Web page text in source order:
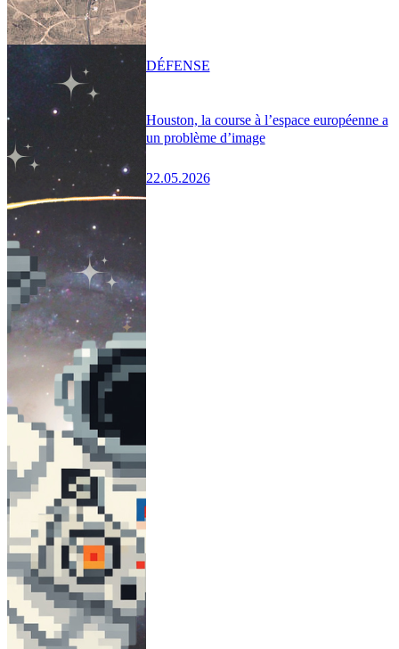
Houston, la course à l’espace européenne a
un problème d’image
22.05.2026
DÉFENSE